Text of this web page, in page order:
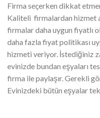
Firma seçerken dikkat
Kaliteli firmalardan hizmet
firmalar daha uygun fiyatlı
daha fazla fiyat politikası
hizmeti veriyor. İstediğiniz
evinizde bundan eşyaları
firma ile paylaşır. Gerekli
Evinizdeki bütün eşyalar